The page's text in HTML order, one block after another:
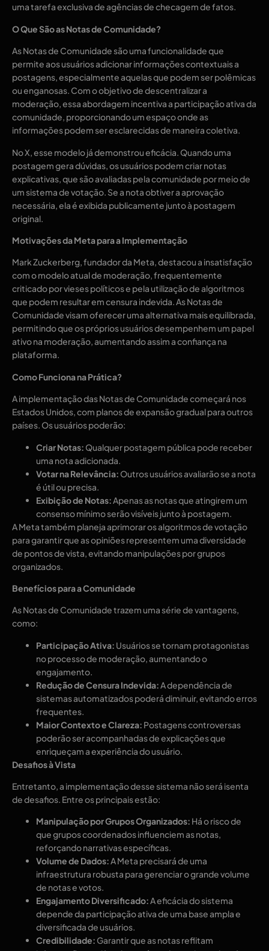
uma tarefa exclusiva de agências de checagem de fatos.
O Que São as Notas de Comunidade?
As Notas de Comunidade são uma funcionalidade que
permite aos usuários adicionar informações contextuais a
postagens, especialmente aquelas que podem ser polêmicas
ou enganosas. Com o objetivo de descentralizar a
moderação, essa abordagem incentiva a participação ativa da
comunidade, proporcionando um espaço onde as
informações podem ser esclarecidas de maneira coletiva.
No X, esse modelo já demonstrou eficácia. Quando uma
postagem gera dúvidas, os usuários podem criar notas
explicativas, que são avaliadas pela comunidade por meio de
um sistema de votação. Se a nota obtiver a aprovação
necessária, ela é exibida publicamente junto à postagem
original.
Motivações da Meta para a Implementação
Mark Zuckerberg, fundador da Meta, destacou a insatisfação
com o modelo atual de moderação, frequentemente
criticado por vieses políticos e pela utilização de algoritmos
que podem resultar em censura indevida. As Notas de
Comunidade visam oferecer uma alternativa mais equilibrada,
permitindo que os próprios usuários desempenhem um papel
ativo na moderação, aumentando assim a confiança na
plataforma.
Como Funciona na Prática?
A implementação das Notas de Comunidade começará nos
Estados Unidos, com planos de expansão gradual para outros
países. Os usuários poderão:
Criar Notas: Qualquer postagem pública pode receber
uma nota adicionada.
Votar na Relevância: Outros usuários avaliarão se a nota
é útil ou precisa.
Exibição de Notas: Apenas as notas que atingirem um
consenso mínimo serão visíveis junto à postagem.
A Meta também planeja aprimorar os algoritmos de votação
para garantir que as opiniões representem uma diversidade
de pontos de vista, evitando manipulações por grupos
organizados.
Benefícios para a Comunidade
As Notas de Comunidade trazem uma série de vantagens,
como:
Participação Ativa: Usuários se tornam protagonistas
no processo de moderação, aumentando o
engajamento.
Redução de Censura Indevida:A dependência de
sistemas automatizados poderá diminuir, evitando erros
frequentes.
Maior Contexto e Clareza: Postagens controversas
poderão ser acompanhadas de explicações que
enriqueçam a experiência do usuário.
Desafios à Vista
Entretanto, a implementação desse sistema não será isenta
de desafios. Entre os principais estão:
Manipulação por Grupos Organizados: Há o risco de
que grupos coordenados influenciem as notas,
reforçando narrativas específicas.
Volume de Dados:A Meta precisará de uma
infraestrutura robusta para gerenciar o grande volume
de notas e votos.
Engajamento Diversificado:A eficácia do sistema
depende da participação ativa de uma base ampla e
diversificada de usuários.
Credibilidade: Garantir que as notas reflitam